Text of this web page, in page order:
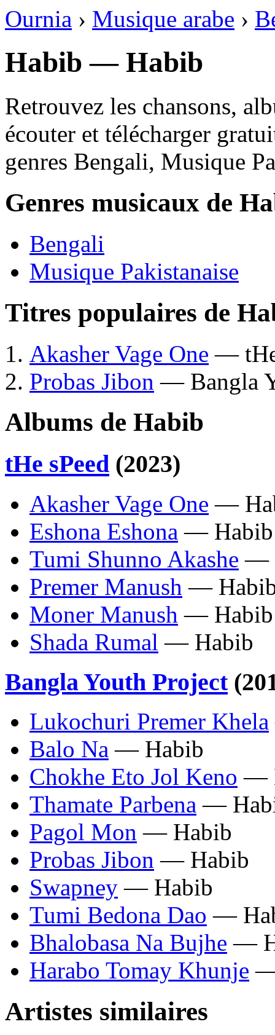
Ournia › Musique arabe ›
Habib — Habib
Retrouvez les chansons,
écouter et télécharger
genres Bengali, Musique
Genres musicaux de
Bengali
Musique Pakistanaise
Titres populaires de
Akasher Vage One —
Probas Jibon — Bangla
Albums de Habib
tHe sPeed (2023)
Akasher Vage One —
Eshona Eshona — Habib
Tumi Shunno Akashe —
Premer Manush —
Moner Manush — Habib
Shada Rumal — Habib
Bangla Youth Project
Lukochuri Premer Khela
Balo Na — Habib
Chokhe Eto Jol Keno —
Thamate Parbena —
Pagol Mon — Habib
Probas Jibon — Habib
Swapney — Habib
Tumi Bedona Dao —
Bhalobasa Na Bujhe —
Harabo Tomay Khunje —
Artistes similaires